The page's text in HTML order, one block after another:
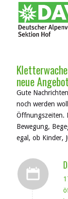
neue
Gute
noch werden
Öffnungszeiten.
Bewegung,
egal, ob Kinder,